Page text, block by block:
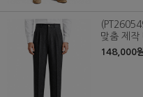
맞춤 제작
148,000원